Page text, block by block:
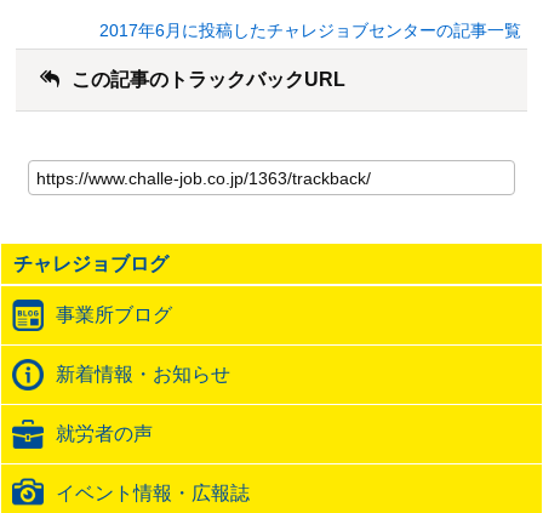
2017年6月に投稿したチャレジョブセンターの記事一覧
この記事のトラックバックURL
の
記
の
ト
ラ
ッ
ク
バ
ッ
URL
チャレジョブログ
事業所ブログ
新着情報・お知らせ
就労者の声
イベント情報・広報誌